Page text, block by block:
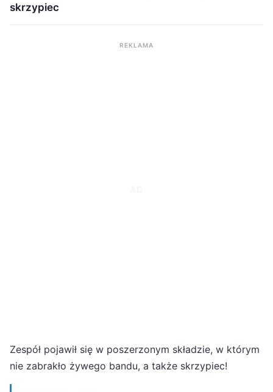
skrzypiec
REKLAMA
Zespół pojawił się w poszerzonym składzie, w którym
nie zabrakło żywego bandu, a także skrzypiec!